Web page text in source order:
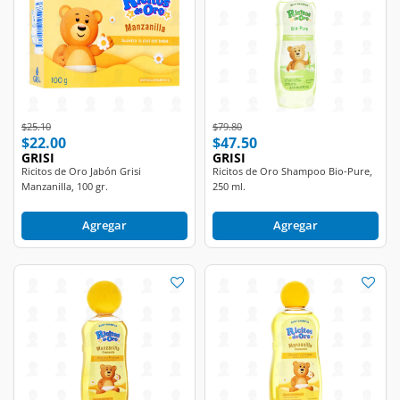
Price reduced from
$25.10to
$22.00
GRISI
Ricitos de Oro Jabón Grisi
Manzanilla, 100 gr.
Agregar
Price reduced from
$79.80to
$47.50
GRISI
Ricitos de Oro Shampoo Bio-Pure,
250 ml.
Agregar